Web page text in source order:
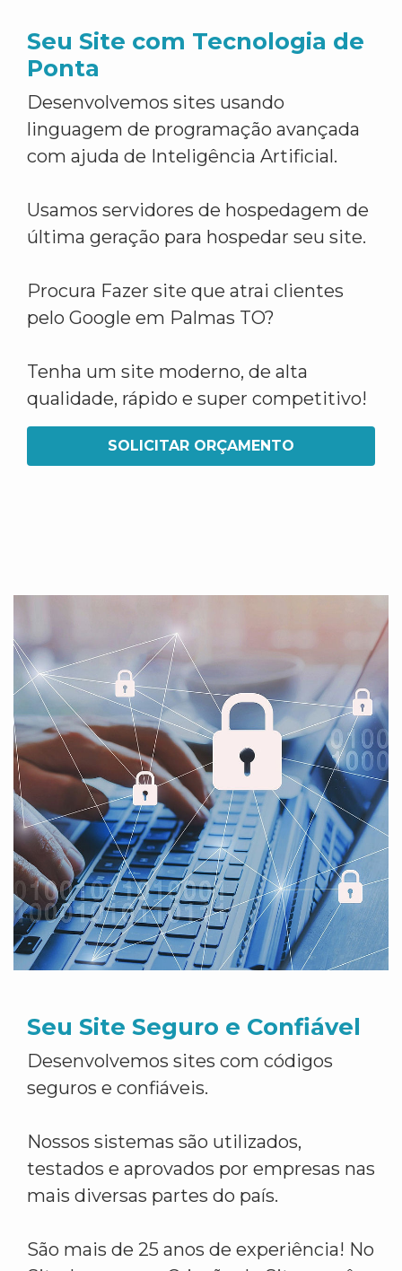
Seu Site com Tecnologia de
Ponta
Desenvolvemos sites usando
linguagem de programação avançada
com ajuda de Inteligência Artificial.
Usamos servidores de hospedagem de
última geração para hospedar seu site.
Procura Fazer site que atrai clientes
pelo Google em Palmas TO?
Tenha um site moderno, de alta
qualidade, rápido e super competitivo!
SOLICITAR ORÇAMENTO
Seu Site Seguro e Confiável
Desenvolvemos sites com códigos
seguros e confiáveis.
Nossos sistemas são utilizados,
testados e aprovados por empresas nas
mais diversas partes do país.
São mais de 25 anos de experiência! No